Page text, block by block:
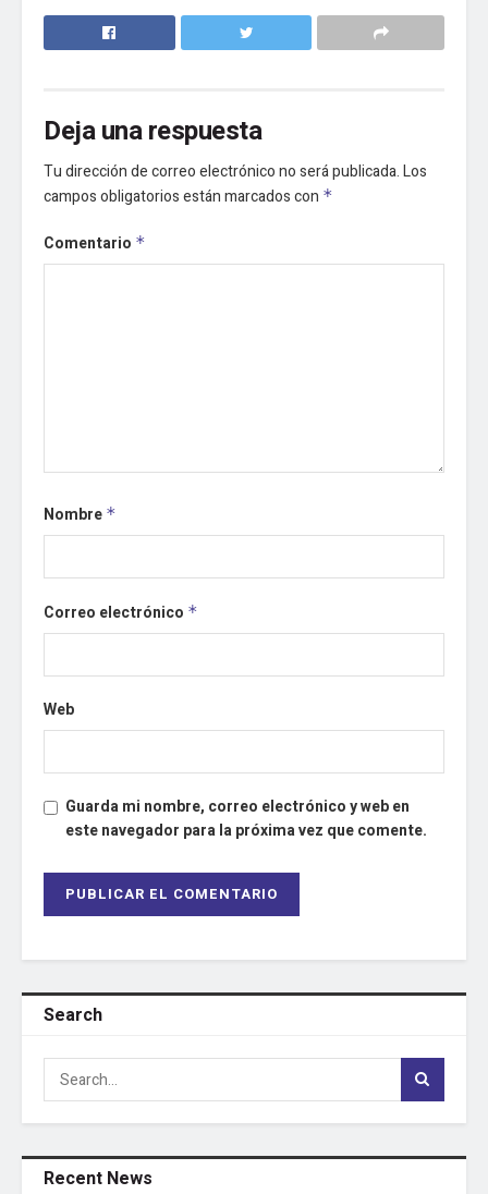
Deja una respuesta
Tu dirección de correo electrónico no será publicada.Los
campos obligatorios están marcados con *
Comentario *
Nombre *
Correo electrónico *
Web
Guarda mi nombre, correo electrónico y web en
este navegador para la próxima vez que comente.
Search
Recent News